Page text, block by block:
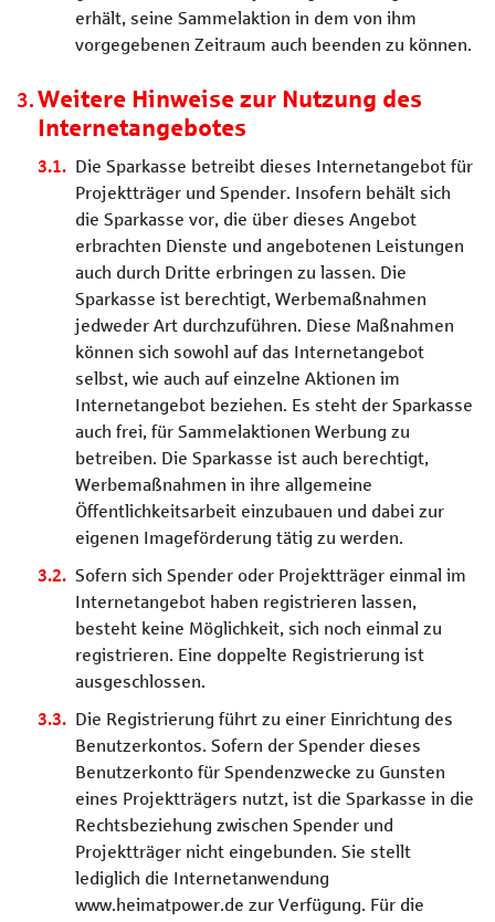
erhält, seine Sammelaktion in dem von ihm
vorgegebenen Zeitraum auch beenden zu können.
Weitere Hinweise zur Nutzung des
Internetangebotes
Die Sparkasse betreibt dieses Internetangebot für
Projektträger und Spender. Insofern behält sich
die Sparkasse vor, die über dieses Angebot
erbrachten Dienste und angebotenen Leistungen
auch durch Dritte erbringen zu lassen. Die
Sparkasse ist berechtigt, Werbemaßnahmen
jedweder Art durchzuführen. Diese Maßnahmen
können sich sowohl auf das Internetangebot
selbst, wie auch auf einzelne Aktionen im
Internetangebot beziehen. Es steht der Sparkasse
auch frei, für Sammelaktionen Werbung zu
betreiben. Die Sparkasse ist auch berechtigt,
Werbemaßnahmen in ihre allgemeine
Öffentlichkeitsarbeit einzubauen und dabei zur
eigenen Imageförderung tätig zu werden.
Sofern sich Spender oder Projektträger einmal im
Internetangebot haben registrieren lassen,
besteht keine Möglichkeit, sich noch einmal zu
registrieren. Eine doppelte Registrierung ist
ausgeschlossen.
Die Registrierung führt zu einer Einrichtung des
Benutzerkontos. Sofern der Spender dieses
Benutzerkonto für Spendenzwecke zu Gunsten
eines Projektträgers nutzt, ist die Sparkasse in die
Rechtsbeziehung zwischen Spender und
Projektträger nicht eingebunden. Sie stellt
lediglich die Internetanwendung
www.heimatpower.de zur Verfügung. Für die